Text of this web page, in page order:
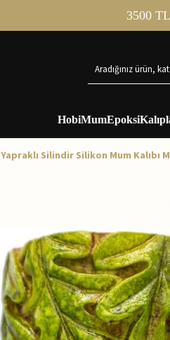
3500
HobiMumEpoksi
Yapraklı Silindir Silikon Mum Kalıbı